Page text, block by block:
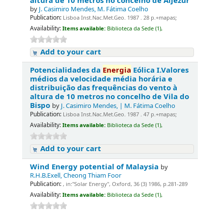
by J. Casimiro Mendes, M. Fátima Coelho
Publication: Lisboa Inst.Nac.Met.Geo. 1987 . 28 p.+mapas;
Availability: Items available: Biblioteca da Sede (1),
Add to your cart
Potencialidades da Energia Eólica I.Valores
médios da velocidade média horária e
distribuição das frequências do vento à
altura de 10 metros no concelho de Vila do
Bispo by J. Casimiro Mendes, | M. Fátima Coelho
Publication: Lisboa Inst.Nac.Met.Geo. 1987 . 47 p.+mapas;
Availability: Items available: Biblioteca da Sede (1),
Add to your cart
Wind Energy potential of Malaysia by
R.H.B.Exell, Cheong Thiam Foor
Publication: , in:"Solar Energy", Oxford, 36 (3) 1986, p.281-289
Availability: Items available: Biblioteca da Sede (1),